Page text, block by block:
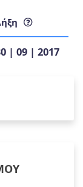
| 09 | 2017